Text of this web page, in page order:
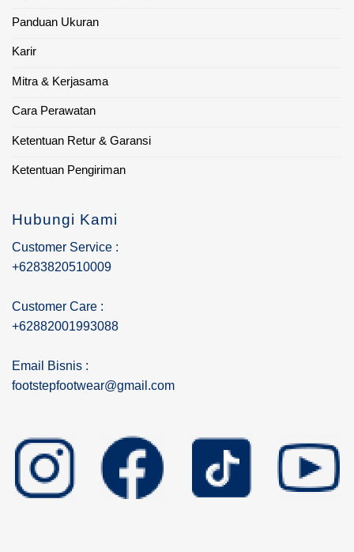
Panduan Ukuran
Karir
Mitra & Kerjasama
Cara Perawatan
Ketentuan Retur & Garansi
Ketentuan Pengiriman
Hubungi Kami
Customer Service :
+6283820510009
Customer Care :
+62882001993088
Email Bisnis :
footstepfootwear@gmail.com